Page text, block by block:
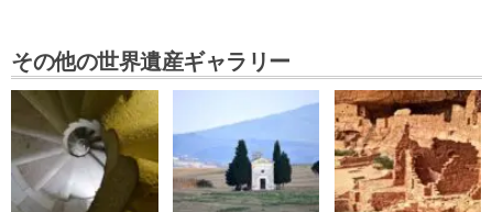
その他の世界遺産ギャラリー